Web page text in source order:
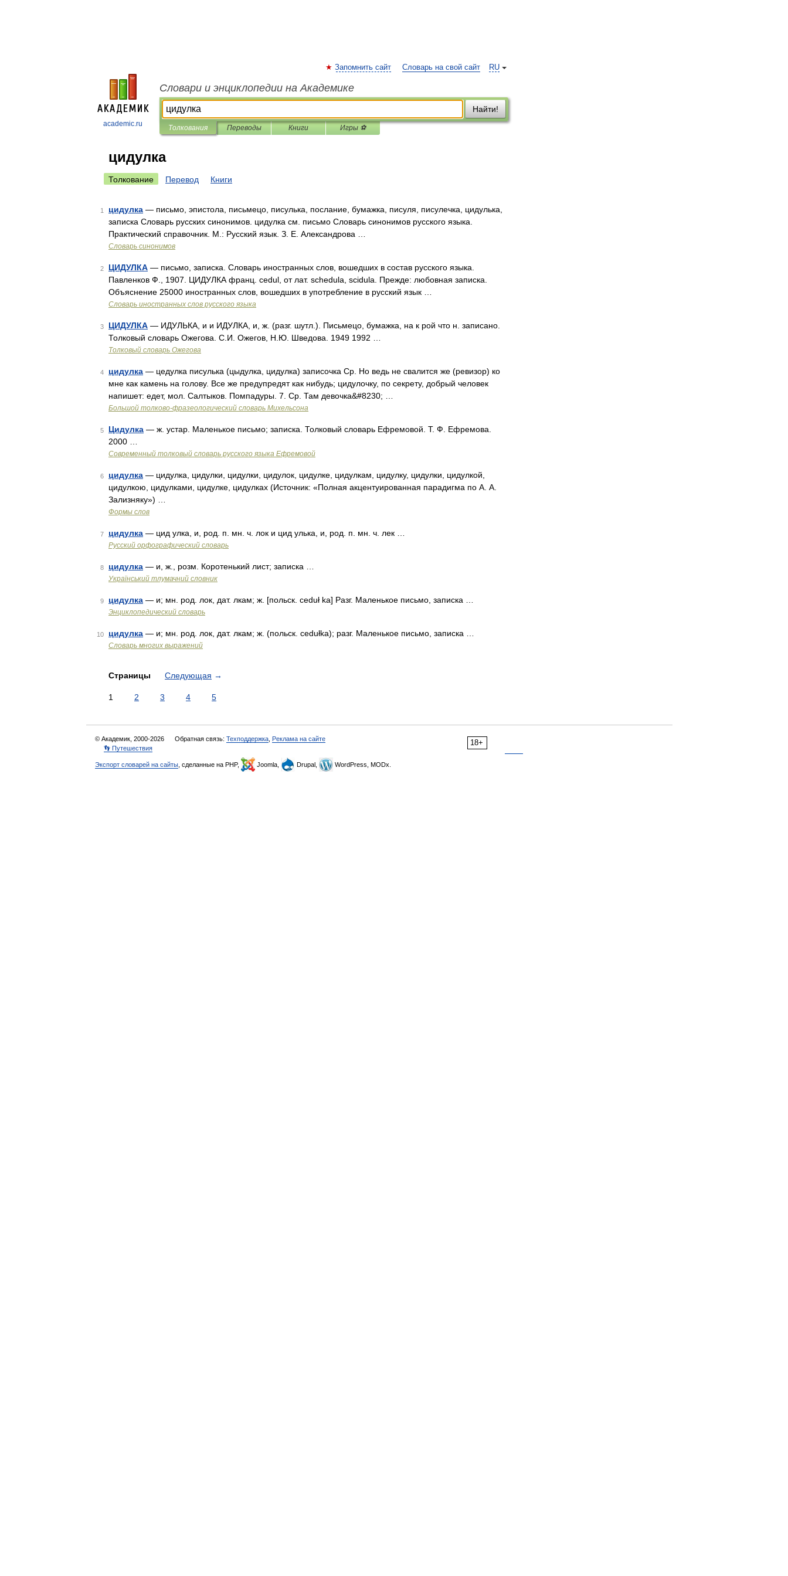
academic.ru
RU
Запомнить сайт Словарь на свой сайт
Словари и энциклопедии на Академике
Найти!
Толкования Переводы Книги Игры ⚽
цидулка
Толкование Перевод Книги
1 цидулка — письмо, эпистола, письмецо, писулька, послание, бумажка, писуля, писулечка, цидулька,
записка Словарь русских синонимов. цидулка см. письмо Словарь синонимов русского языка.
Практический справочник. М.: Русский язык. З. Е. Александрова …
Словарь синонимов
2 ЦИДУЛКА — письмо, записка. Словарь иностранных слов, вошедших в состав русского языка.
Павленков Ф., 1907. ЦИДУЛКА франц. cedul, от лат. schedula, scidula. Прежде: любовная записка.
Объяснение 25000 иностранных слов, вошедших в употребление в русский язык …
Словарь иностранных слов русского языка
3 ЦИДУЛКА — ИДУЛЬКА, и и ИДУЛКА, и, ж. (разг. шутл.). Письмецо, бумажка, на к рой что н. записано.
Толковый словарь Ожегова. С.И. Ожегов, Н.Ю. Шведова. 1949 1992 …
Толковый словарь Ожегова
4 цидулка — цедулка писулька (цыдулка, цидулка) записочка Ср. Но ведь не свалится же (ревизор) ко
мне как камень на голову. Все же предупредят как нибудь; цидулочку, по секрету, добрый человек
напишет: едет, мол. Салтыков. Помпадуры. 7. Ср. Там девочка&#8230; …
Большой толково-фразеологический словарь Михельсона
5 Цидулка — ж. устар. Маленькое письмо; записка. Толковый словарь Ефремовой. Т. Ф. Ефремова.
2000 …
Современный толковый словарь русского языка Ефремовой
6 цидулка — цидулка, цидулки, цидулки, цидулок, цидулке, цидулкам, цидулку, цидулки, цидулкой,
цидулкою, цидулками, цидулке, цидулках (Источник: «Полная акцентуированная парадигма по А. А.
Зализняку») …
Формы слов
7 цидулка — цид улка, и, род. п. мн. ч. лок и цид улька, и, род. п. мн. ч. лек …
Русский орфографический словарь
8 цидулка — и, ж., розм. Коротенький лист; записка …
Український тлумачний словник
9 цидулка — и; мн. род. лок, дат. лкам; ж. [польск. ceduł ka] Разг. Маленькое письмо, записка …
Энциклопедический словарь
10 цидулка — и; мн. род. лок, дат. лкам; ж. (польск. cedułka); разг. Маленькое письмо, записка …
Словарь многих выражений
Страницы Следующая →
1 2 3 4 5
18+
© Академик, 2000-2026 Обратная связь: Техподдержка Реклама на сайте
👣 Путешествия
Экспорт словарей на сайты , сделанные на PHP, Joomla, Drupal, WordPress, MODx.